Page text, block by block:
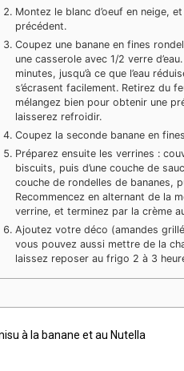
Montez le blanc d’oeuf en neige,
précédent.
Coupez une banane en fines
une casserole avec 1/2 verre
minutes, jusqu’à ce que l’eau
s’écrasent facilement. Retirez du
mélangez bien pour obtenir une
laisserez refroidir.
Coupez la seconde banane en
Préparez ensuite les verrines :
biscuits, puis d’une couche de
couche de rondelles de bananes,
Recommencez en alternant de la
verrine, et terminez par la crème
Ajoutez votre déco (amandes
vous pouvez aussi mettre de la
laissez reposer au frigo 2 à 3